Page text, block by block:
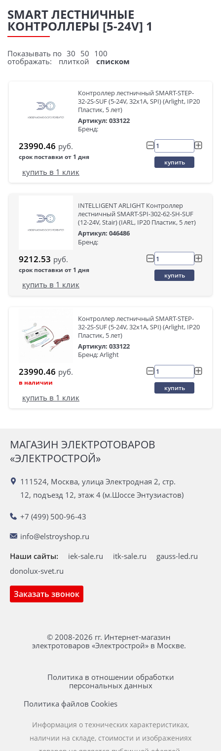
SMART ЛЕСТНИЧНЫЕ
КОНТРОЛЛЕРЫ [5-24V] 1
Показывать по 30 50 100
отображать:
плиткой списком
Контроллер лестничный SMART-STEP-
32-2S-SUF (5-24V, 32x1A, SPI) (Arlight, IP20
Пластик, 5 лет)
Артикул: 033122
Бренд:
23990.46 руб.
срок поставки от 1 дня
купить
купить в 1 клик
INTELLIGENT ARLIGHT Контроллер
лестничный SMART-SPI-302-62-SH-SUF
(12-24V, Stair) (IARL, IP20 Пластик, 5 лет)
Артикул: 046486
Бренд:
9212.53 руб.
срок поставки от 1 дня
купить
купить в 1 клик
Контроллер лестничный SMART-STEP-
32-2S-SUF (5-24V, 32x1A, SPI) (Arlight, IP20
Пластик, 5 лет)
Артикул: 033122
Бренд: Arlight
23990.46 руб.
в наличии
купить
купить в 1 клик
МАГАЗИН ЭЛЕКТРОТОВАРОВ
«ЭЛЕКТРОСТРОЙ»
111524, Москва, улица Электродная 2, стр.
12, подъезд 12, этаж 4 (м.Шоссе Энтузиастов)
+7 (499) 500-96-43
info@elstroyshop.ru
Заказать звонок
Наши сайты: iek-sale.ru itk-sale.ru
gauss-led.ru
donolux-svet.ru
© 2008-2026 гг. Интернет-магазин
электротоваров «Электрострой» в Москве.
Политика в отношении обработки
персональных данных
Политика файлов Cookies
Информация о технических характеристиках,
наличии на складе, стоимости и изображениях